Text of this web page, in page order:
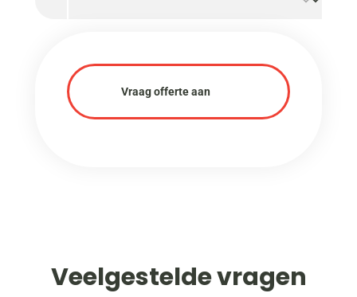
Vraag offerte aan
Veelgestelde vragen